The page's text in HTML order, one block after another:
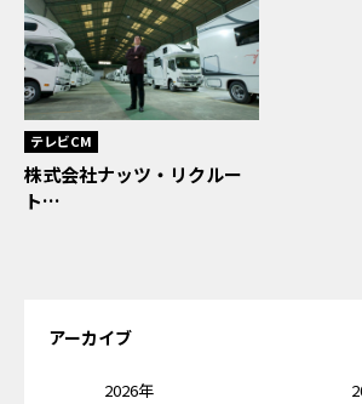
テレビCM
株式会社ナッツ・リクルー
ト…
アーカイブ
2026年